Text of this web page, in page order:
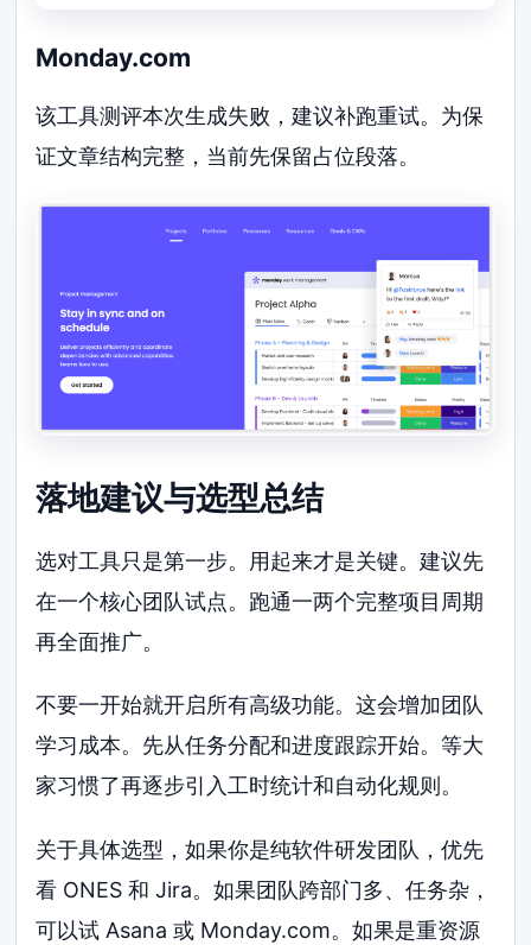
Monday.com
该工具测评本次生成失败，建议补跑重试。为保
证文章结构完整，当前先保留占位段落。
落地建议与选型总结
选对工具只是第一步。用起来才是关键。建议先
在一个核心团队试点。跑通一两个完整项目周期
再全面推广。
不要一开始就开启所有高级功能。这会增加团队
学习成本。先从任务分配和进度跟踪开始。等大
家习惯了再逐步引入工时统计和自动化规则。
关于具体选型，如果你是纯软件研发团队，优先
看 ONES 和 Jira。如果团队跨部门多、任务杂，
可以试 Asana 或 Monday.com。如果是重资源